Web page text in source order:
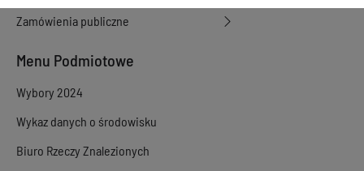
Zamówienia publiczne
Menu Podmiotowe
Wybory 2024
Wykaz danych o środowisku
Biuro Rzeczy Znalezionych